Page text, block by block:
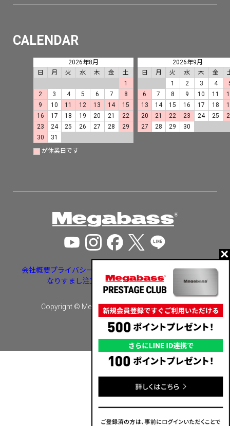
CALENDAR
2026年8月
日
月 火 水 木 金
土
1
2
3 4 5 6 7
8
9
10 11 12 13 14
15
16
17 18 19 20 21
22
23
24 25 26 27 28
29
30
31
2026年9月
日
月 火 水 木 金
1
2 3 4
6
7 8 9 10 11
13
14 15 16 17 18
20
21 22 23 24 25
27
28 29 30
が休業日です
会社概要プライバシーポリシー
特定商取引法に基づく表示
なりすまし注文・いたずら注文等への対応
Copyright © Megabass inc. All rights reserved.